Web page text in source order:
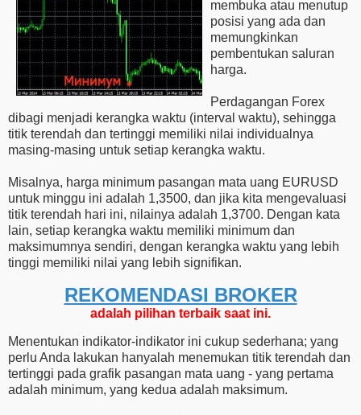
membuka atau menutup
posisi yang ada dan
memungkinkan
pembentukan saluran
harga.
Perdagangan Forex
dibagi menjadi kerangka waktu (interval waktu), sehingga
titik terendah dan tertinggi memiliki nilai individualnya
masing-masing untuk setiap kerangka waktu.
Misalnya, harga minimum pasangan mata uang EURUSD
untuk minggu ini adalah 1,3500, dan jika kita mengevaluasi
titik terendah hari ini, nilainya adalah 1,3700. Dengan kata
lain, setiap kerangka waktu memiliki minimum dan
maksimumnya sendiri, dengan kerangka waktu yang lebih
tinggi memiliki nilai yang lebih signifikan.
REKOMENDASI ​​BROKER
adalah pilihan terbaik saat ini.
Menentukan indikator-indikator ini cukup sederhana; yang
perlu Anda lakukan hanyalah menemukan titik terendah dan
tertinggi pada grafik pasangan mata uang - yang pertama
adalah minimum, yang kedua adalah maksimum.